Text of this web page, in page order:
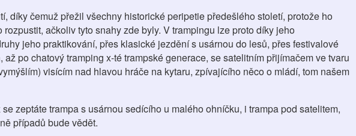
díky čemuž přežil všechny historické peripetie předešlého století, protože ho
ačkoliv tyto snahy zde byly. V trampingu lze proto díky jeho
jeho praktikování, přes klasické jezdění s usárnou do lesů, přes festivalové
po chatový tramping x-té trampské generace, se satelitním přijímačem ve tvaru
visícím nad hlavou hráče na kytaru, zpívajícího něco o mládí, tom našem
zeptáte trampa s usárnou sedícího u malého ohníčku, i trampa pod satelitem,
případů bude vědět.